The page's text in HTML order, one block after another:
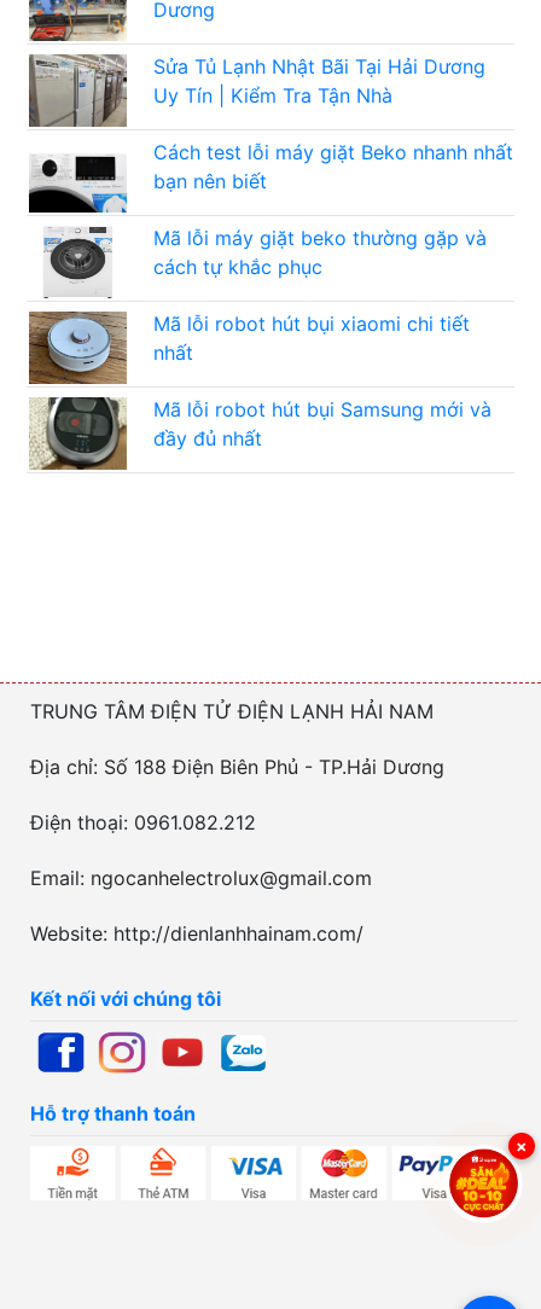
Dương
Sửa Tủ Lạnh Nhật Bãi Tại Hải Dương
Uy Tín | Kiểm Tra Tận Nhà
Cách test lỗi máy giặt Beko nhanh nhất
bạn nên biết
Mã lỗi máy giặt beko thường gặp và
cách tự khắc phục
Mã lỗi robot hút bụi xiaomi chi tiết
nhất
Mã lỗi robot hút bụi Samsung mới và
đầy đủ nhất
TRUNG TÂM ĐIỆN TỬ ĐIỆN LẠNH HẢI NAM
Địa chỉ: Số 188 Điện Biên Phủ - TP.Hải Dương
Điện thoại: 0961.082.212
Email: ngocanhelectrolux@gmail.com
Website: http://dienlanhhainam.com/
Kết nối với chúng tôi
Hỗ trợ thanh toán
×